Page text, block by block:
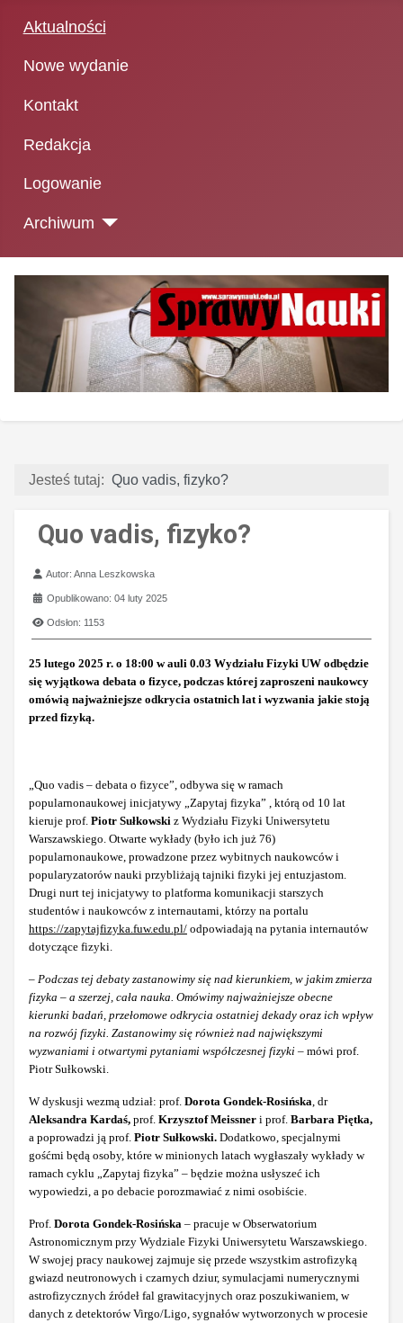
Aktualności
Nowe wydanie
Kontakt
Redakcja
Logowanie
Archiwum
Jesteś tutaj: Quo vadis, fizyko?
Quo vadis, fizyko?
Szczegóły
Autor:Anna Leszkowska
Opublikowano: 04 luty 2025
Odsłon: 1153
25 lutego 2025 r. o 18:00 w auli 0.03 Wydziału Fizyki UW odbędzie
się wyjątkowa debata o fizyce, podczas której zaproszeni naukowcy
omówią najważniejsze odkrycia ostatnich lat i wyzwania jakie stoją
przed fizyką.
„Quo vadis – debata o fizyce”, odbywa się w ramach
popularnonaukowej inicjatywy „Zapytaj fizyka” , którą od 10 lat
kieruje prof. Piotr Sułkowski z Wydziału Fizyki Uniwersytetu
Warszawskiego. Otwarte wykłady (było ich już 76)
popularnonaukowe, prowadzone przez wybitnych naukowców i
popularyzatorów nauki przybliżają tajniki fizyki jej entuzjastom.
Drugi nurt tej inicjatywy to platforma komunikacji starszych
studentów i naukowców z internautami, którzy na portalu
https://zapytajfizyka.fuw.edu.pl/ odpowiadają na pytania internautów
dotyczące fizyki.
– Podczas tej debaty zastanowimy się nad kierunkiem, w jakim zmierza
fizyka – a szerzej, cała nauka. Omówimy najważniejsze obecne
kierunki badań, przełomowe odkrycia ostatniej dekady oraz ich wpływ
na rozwój fizyki. Zastanowimy się również nad największymi
wyzwaniami i otwartymi pytaniami współczesnej fizyki – mówi prof.
Piotr Sułkowski.
W dyskusji wezmą udział: prof. Dorota Gondek-Rosińska , dr
Aleksandra Kardaś, prof. Krzysztof Meissner i prof. Barbara Piętka,
a poprowadzi ją prof. Piotr Sułkowski. Dodatkowo, specjalnymi
gośćmi będą osoby, które w minionych latach wygłaszały wykłady w
ramach cyklu „Zapytaj fizyka” – będzie można usłyszeć ich
wypowiedzi, a po debacie porozmawiać z nimi osobiście.
Prof. Dorota Gondek-Rosińska – pracuje w Obserwatorium
Astronomicznym przy Wydziale Fizyki Uniwersytetu Warszawskiego.
W swojej pracy naukowej zajmuje się przede wszystkim astrofizyką
gwiazd neutronowych i czarnych dziur, symulacjami numerycznymi
astrofizycznych źródeł fal grawitacyjnych oraz poszukiwaniem, w
danych z detektorów Virgo/Ligo, sygnałów wytworzonych w procesie